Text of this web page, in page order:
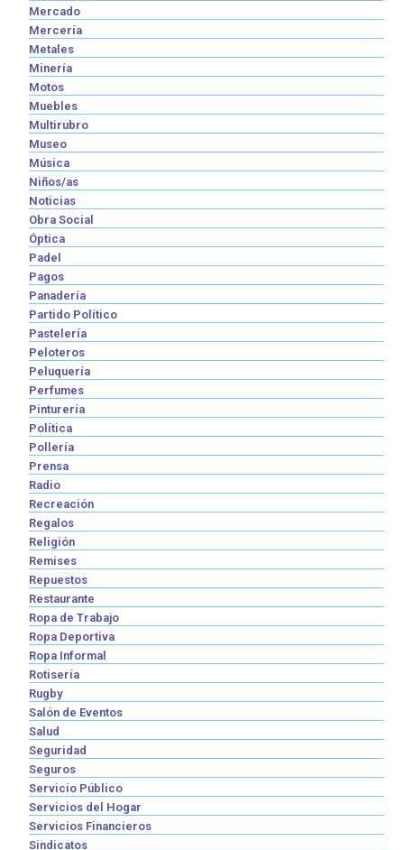
Mercado
Mercería
Metales
Minería
Motos
Muebles
Multirubro
Museo
Música
Niños/as
Noticias
Obra Social
Óptica
Padel
Pagos
Panadería
Partido Político
Pastelería
Peloteros
Peluquería
Perfumes
Pinturería
Política
Pollería
Prensa
Radio
Recreación
Regalos
Religión
Remises
Repuestos
Restaurante
Ropa de Trabajo
Ropa Deportiva
Ropa Informal
Rotisería
Rugby
Salón de Eventos
Salud
Seguridad
Seguros
Servicio Público
Servicios del Hogar
Servicios Financieros
Sindicatos